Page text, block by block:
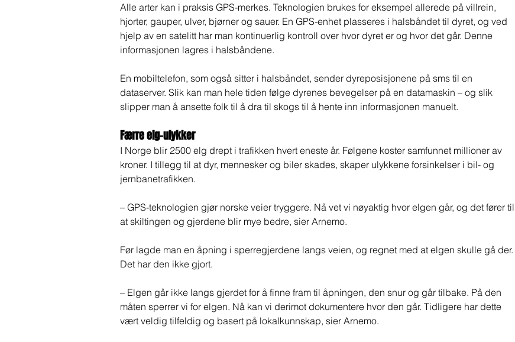
Alle arter kan i praksis GPS-merkes. Teknologien brukes for eksempel allerede på villrein,
hjorter, gauper, ulver, bjørner og sauer. En GPS-enhet plasseres i halsbåndet til dyret, og ved
hjelp av en satelitt har man kontinuerlig kontroll over hvor dyret er og hvor det går. Denne
informasjonen lagres i halsbåndene.
En mobiltelefon, som også sitter i halsbåndet, sender dyreposisjonene på sms til en
dataserver. Slik kan man hele tiden følge dyrenes bevegelser på en datamaskin – og slik
slipper man å ansette folk til å dra til skogs til å hente inn informasjonen manuelt.
Færre elg-ulykker
I Norge blir 2500 elg drept i trafikken hvert eneste år. Følgene koster samfunnet millioner av
kroner. I tillegg til at dyr, mennesker og biler skades, skaper ulykkene forsinkelser i bil- og
jernbanetrafikken.
– GPS-teknologien gjør norske veier tryggere. Nå vet vi nøyaktig hvor elgen går, og det fører til
at skiltingen og gjerdene blir mye bedre, sier Arnemo.
Før lagde man en åpning i sperregjerdene langs veien, og regnet med at elgen skulle gå der.
Det har den ikke gjort.
– Elgen går ikke langs gjerdet for å finne fram til åpningen, den snur og går tilbake. På den
måten sperrer vi for elgen. Nå kan vi derimot dokumentere hvor den går. Tidligere har dette
vært veldig tilfeldig og basert på lokalkunnskap, sier Arnemo.